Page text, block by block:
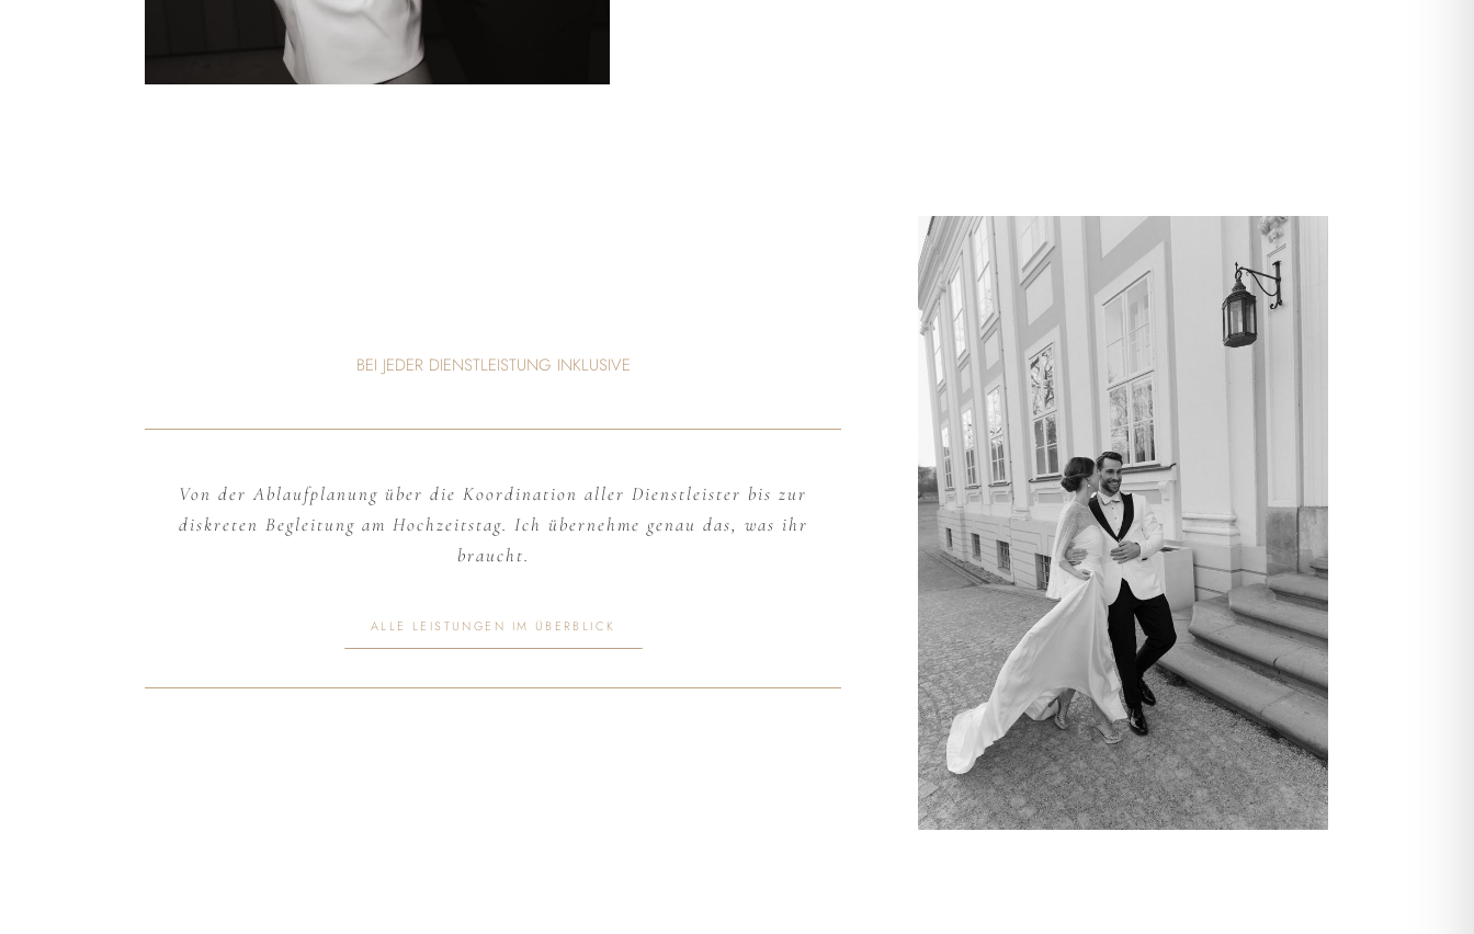
BEI JEDER DIENSTLEISTUNG INKLUSIVE
Von der Ablaufplanung über die Koordination aller Dienstleister bis zur
diskreten Begleitung am Hochzeitstag. Ich übernehme genau das, was ihr
braucht.
ALLE LEISTUNGEN IM ÜBERBLICK